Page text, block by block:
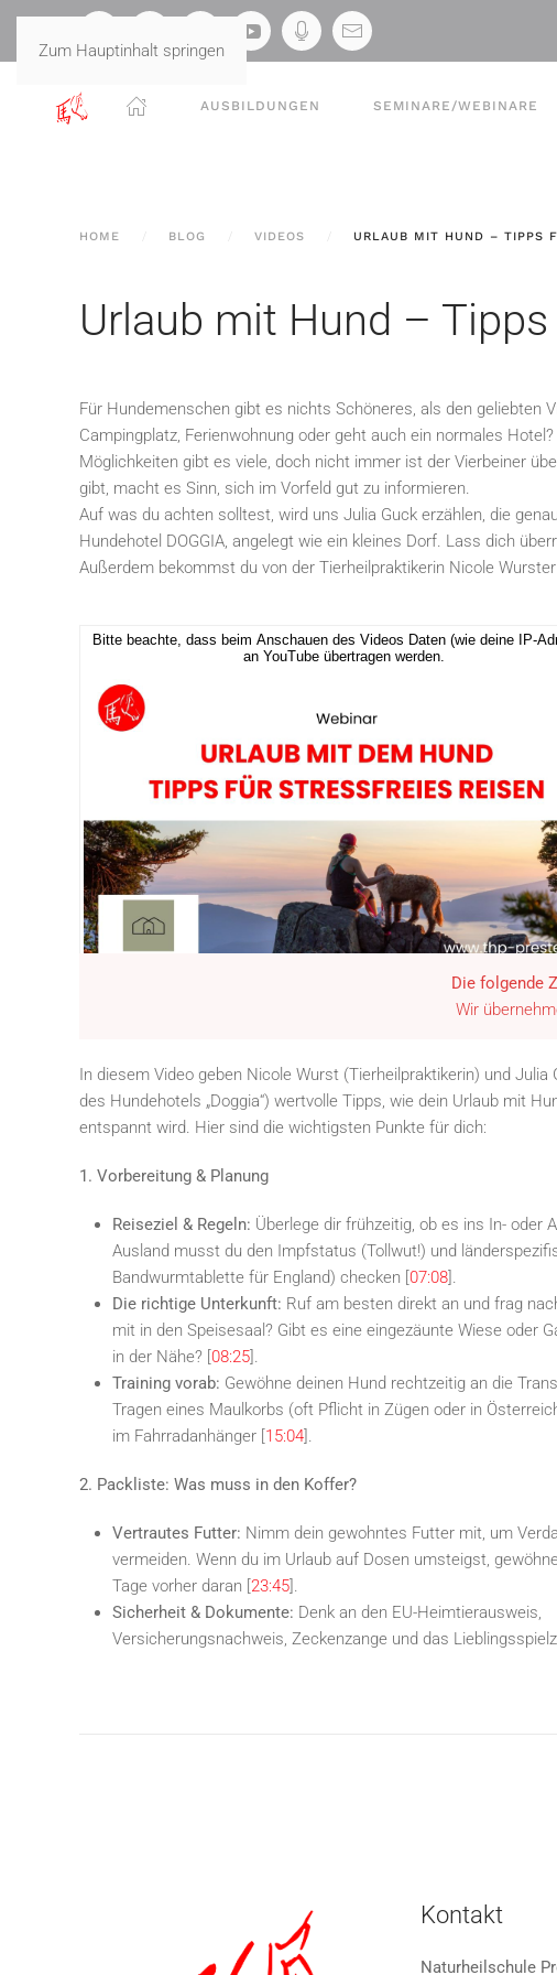
Zum Hauptinhalt springen
AUSBILDUNGEN SEMINARE/WEBINARE
HOME BLOG VIDEOS URLAUB MIT HUND – TIPPS
Urlaub mit Hund –
Für Hundemenschen gibt es nichts Schöneres, als den geliebten
Campingplatz, Ferienwohnung oder geht auch ein normales Hotel?
Möglichkeiten gibt es viele, doch nicht immer ist der Vierbeiner
gibt, macht es Sinn, sich im Vorfeld gut zu informieren.
Auf was du achten solltest, wird uns Julia Guck erzählen, die
Hundehotel DOGGIA, angelegt wie ein kleines Dorf. Lass dich
Außerdem bekommst du von der Tierheilpraktikerin Nicole
Bitte beachte, dass beim Anschauen des Videos Daten (wie deine IP-
an YouTube übertragen werden.
Die folgende
Wir
In diesem Video geben Nicole Wurst (Tierheilpraktikerin) und Julia
des Hundehotels „Doggia“) wertvolle Tipps, wie dein Urlaub mit
entspannt wird. Hier sind die wichtigsten Punkte für dich:
1. Vorbereitung & Planung
Reiseziel & Regeln: Überlege dir frühzeitig, ob es ins In- oder
Ausland musst du den Impfstatus (Tollwut!) und
Bandwurmtablette für England) checken [07:08].
Die richtige Unterkunft: Ruf am besten direkt an und frag
mit in den Speisesaal? Gibt es eine eingezäunte Wiese oder
in der Nähe? [08:25].
Training vorab: Gewöhne deinen Hund rechtzeitig an die
Tragen eines Maulkorbs (oft Pflicht in Zügen oder in
im Fahrradanhänger [15:04].
2. Packliste: Was muss in den Koffer?
Vertrautes Futter: Nimm dein gewohntes Futter mit, um
vermeiden. Wenn du im Urlaub auf Dosen umsteigst,
Tage vorher daran [23:45].
Sicherheit & Dokumente: Denk an den EU-Heimtierausweis,
Versicherungsnachweis, Zeckenzange und das
Kontakt
Naturheilschule